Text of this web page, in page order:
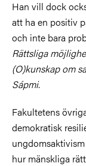
Han vill dock
att ha en positiv
och inte bara
Rättsliga
(O)kunskap om
Sápmi.
Fakultetens
demokratisk
hur mänskliga